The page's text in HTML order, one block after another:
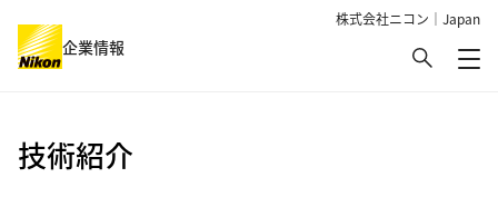
株式会社ニコン｜Japan
企業情報 検索
メ
技術紹介